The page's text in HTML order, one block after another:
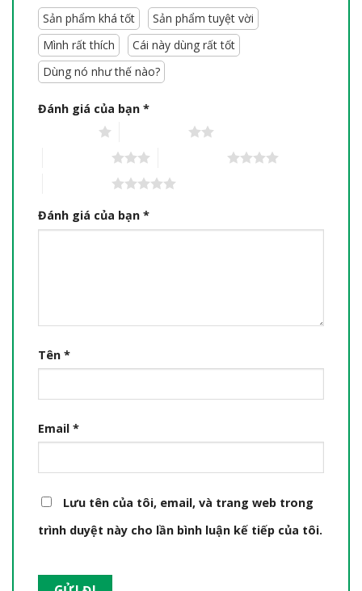
Sản phẩm khá tốt
Sản phẩm tuyệt vời
Mình rất thích
Cái này dùng rất tốt
Dùng nó như thế nào?
Đánh giá của bạn *
Đánh giá của bạn *
Tên *
Email *
Lưu tên của tôi, email, và trang web trong
trình duyệt này cho lần bình luận kế tiếp của tôi.